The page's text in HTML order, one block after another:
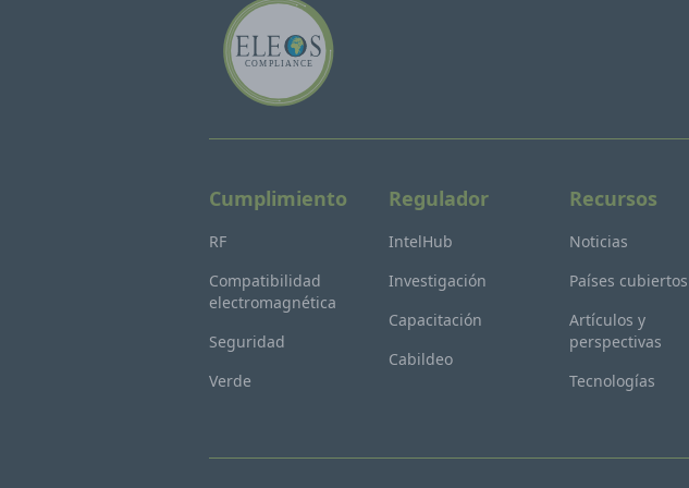
Cumplimiento
RF
Compatibilidad
electromagnética
Seguridad
Verde
Regulador
IntelHub
Investigación
Capacitación
Cabildeo
Recursos
Noticias
Países cubiertos
Artículos y
perspectivas
Tecnologías